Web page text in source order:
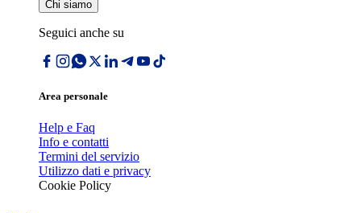
Chi siamo
Seguici anche su
Area personale
Help e Faq
Info e contatti
Termini del servizio
Utilizzo dati e privacy
Cookie Policy